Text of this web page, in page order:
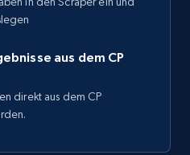
aus dem CP
direkt aus dem CP